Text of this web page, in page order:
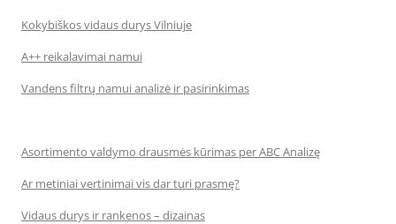
Kokybiškos vidaus durys Vilniuje
A++ reikalavimai namui
Vandens filtrų namui analizė ir pasirinkimas
Asortimento valdymo drausmės kūrimas per ABC Analizę
Ar metiniai vertinimai vis dar turi prasmę?
Vidaus durys ir rankenos – dizainas